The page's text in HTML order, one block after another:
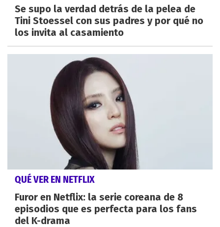
Se supo la verdad detrás de la pelea de
Tini Stoessel con sus padres y por qué no
los invita al casamiento
QUÉ VER EN NETFLIX
Furor en Netflix: la serie coreana de 8
episodios que es perfecta para los fans
del K-drama